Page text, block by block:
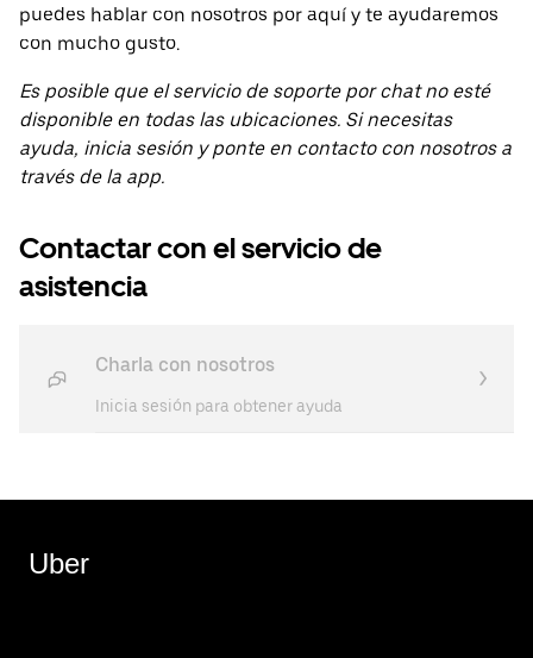
puedes hablar con nosotros por aquí y te ayudaremos
con mucho gusto.
Es posible que el servicio de soporte por chat no esté
disponible en todas las ubicaciones. Si necesitas
ayuda, inicia sesión y ponte en contacto con nosotros a
través de la app.
Contactar con el servicio de
asistencia
Charla con nosotros
Inicia sesión para obtener ayuda
Uber